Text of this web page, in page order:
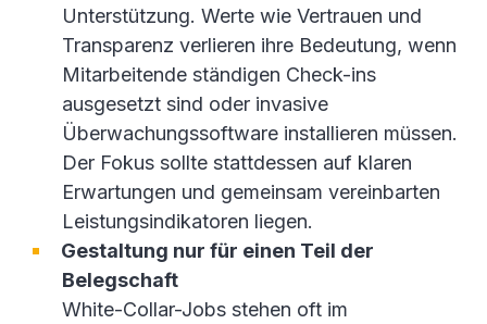
Unterstützung. Werte wie Vertrauen und
Transparenz verlieren ihre Bedeutung, wenn
Mitarbeitende ständigen Check-ins
ausgesetzt sind oder invasive
Überwachungssoftware installieren müssen.
Der Fokus sollte stattdessen auf klaren
Erwartungen und gemeinsam vereinbarten
Leistungsindikatoren liegen.
Gestaltung nur für einen Teil der
Belegschaft
White-Collar-Jobs stehen oft im